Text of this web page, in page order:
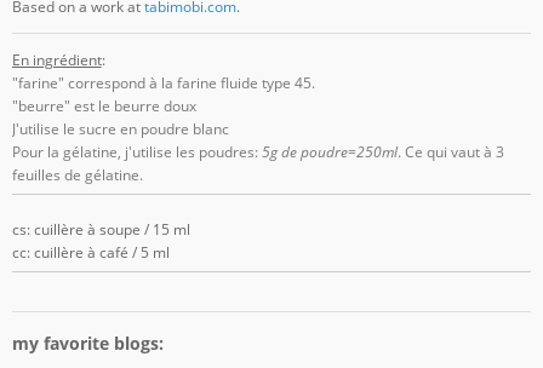
Based on a work attabimobi.com.
En ingrédient:
"farine" correspond à la farine fluide type 45.
"beurre" est le beurre doux
J'utilise le sucre en poudre blanc
Pour la gélatine, j'utilise les poudres: 5g de poudre=250ml. Ce qui vaut à 3
feuilles de gélatine.
cs: cuillère à soupe / 15 ml
cc: cuillère à café / 5 ml
my favorite blogs: